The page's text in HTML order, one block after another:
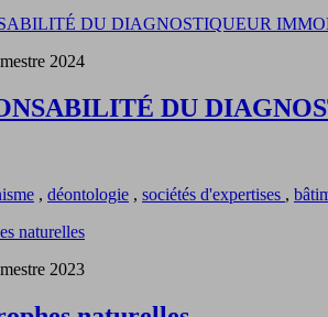
2024
DU
, déontologie , sociétés d'expertises ,
2023